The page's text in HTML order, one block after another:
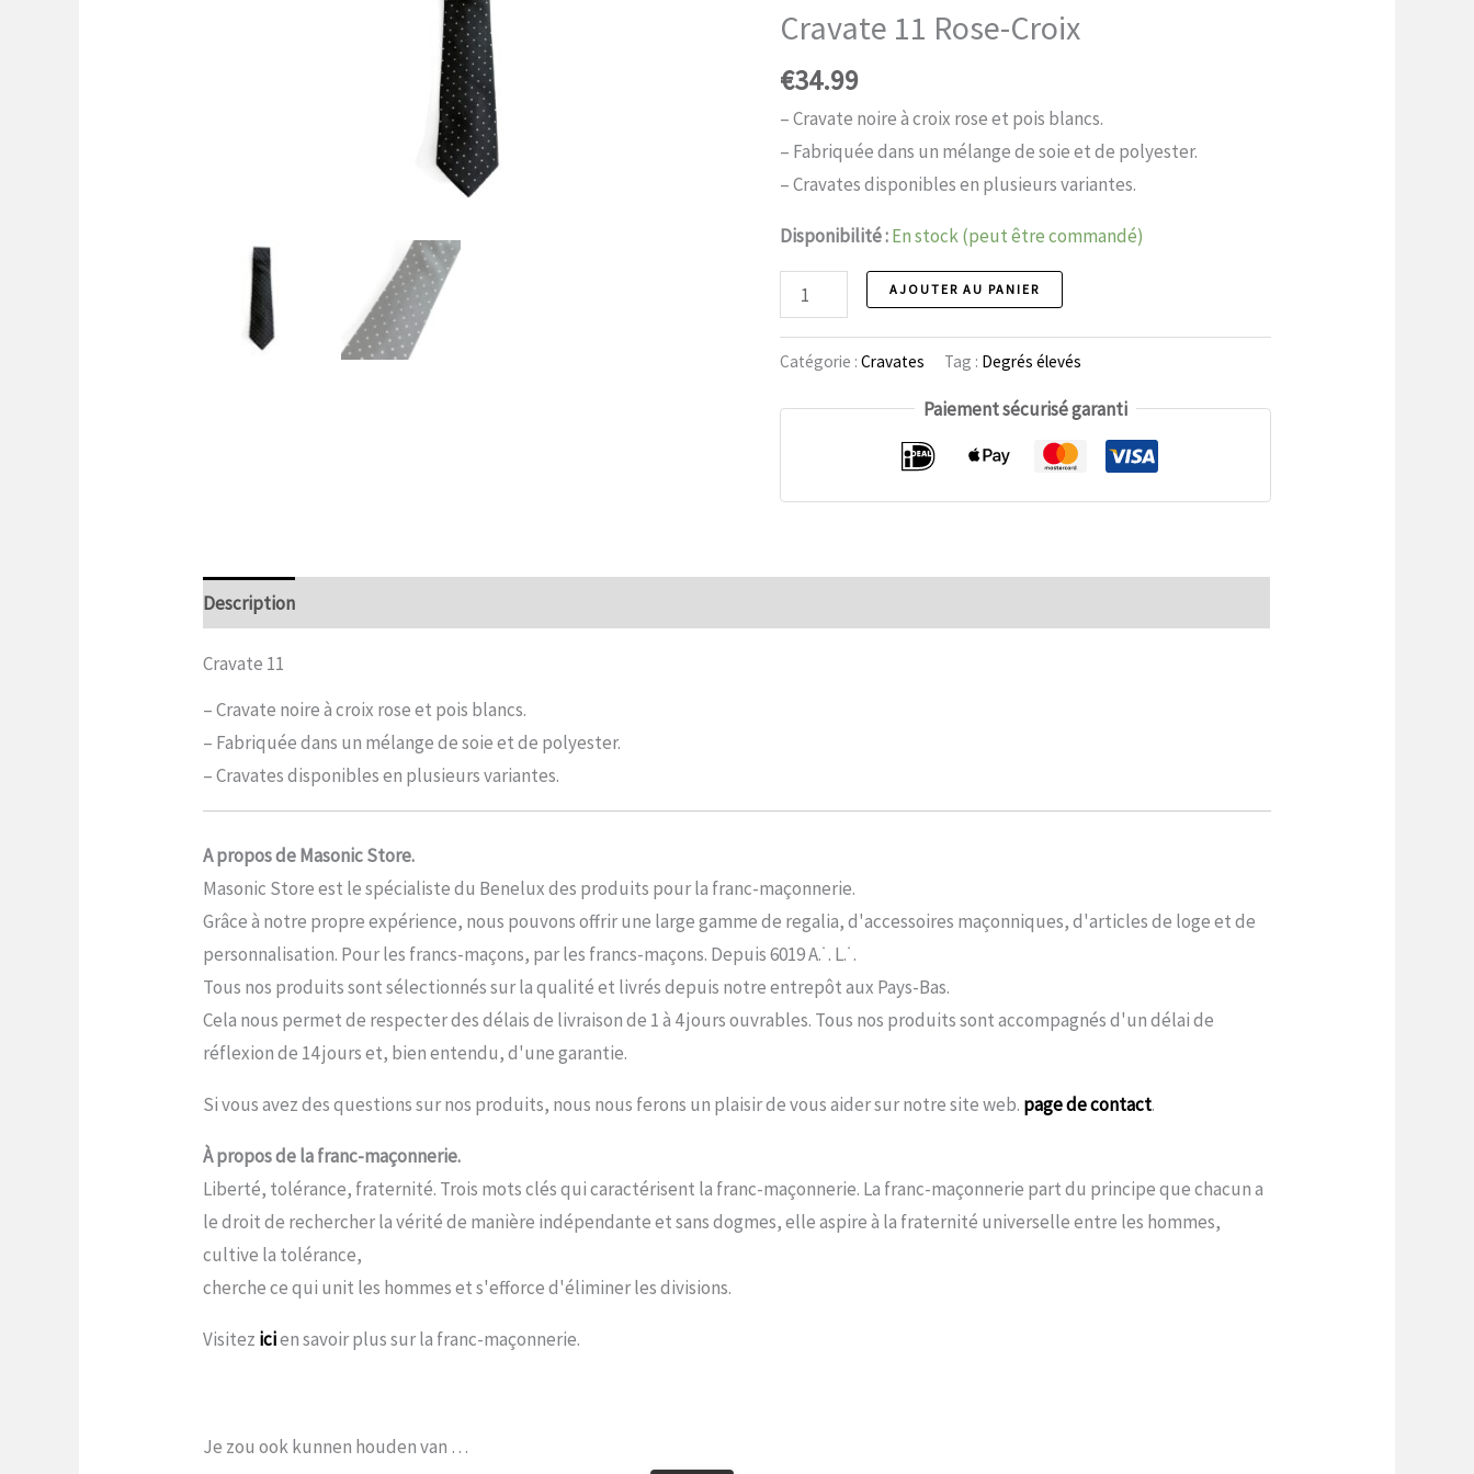
Cravate 11 Rose-Croix
€34.99
– Cravate noire à croix rose et pois blancs.
– Fabriquée dans un mélange de soie et de polyester.
– Cravates disponibles en plusieurs variantes.
Disponibilité :En stock (peut être commandé)
Cravate
11
Croix
rose
AJOUTER AU PANIER
Catégorie : Cravates Tag : Degrés élevés
Paiement sécurisé garanti
Description
Cravate 11
– Cravate noire à croix rose et pois blancs.
– Fabriquée dans un mélange de soie et de polyester.
– Cravates disponibles en plusieurs variantes.
A propos de Masonic Store.
Masonic Store est le spécialiste du Benelux des produits pour la franc-maçonnerie.
Grâce à notre propre expérience, nous pouvons offrir une large gamme de regalia, d'accessoires maçonniques, d'articles de loge et de
personnalisation. Pour les francs-maçons, par les francs-maçons. Depuis 6019 A.˙. L.˙.
Tous nos produits sont sélectionnés sur la qualité et livrés depuis notre entrepôt aux Pays-Bas.
Cela nous permet de respecter des délais de livraison de 1 à 4 jours ouvrables. Tous nos produits sont accompagnés d'un délai de
réflexion de 14 jours et, bien entendu, d'une garantie.
Si vous avez des questions sur nos produits, nous nous ferons un plaisir de vous aider sur notre site web. page de contact.
À propos de la franc-maçonnerie.
Liberté, tolérance, fraternité. Trois mots clés qui caractérisent la franc-maçonnerie. La franc-maçonnerie part du principe que chacun a
le droit de rechercher la vérité de manière indépendante et sans dogmes, elle aspire à la fraternité universelle entre les hommes,
cultive la tolérance,
cherche ce qui unit les hommes et s'efforce d'éliminer les divisions.
Visitez icien savoir plus sur la franc-maçonnerie.
Je zou ook kunnen houden van …